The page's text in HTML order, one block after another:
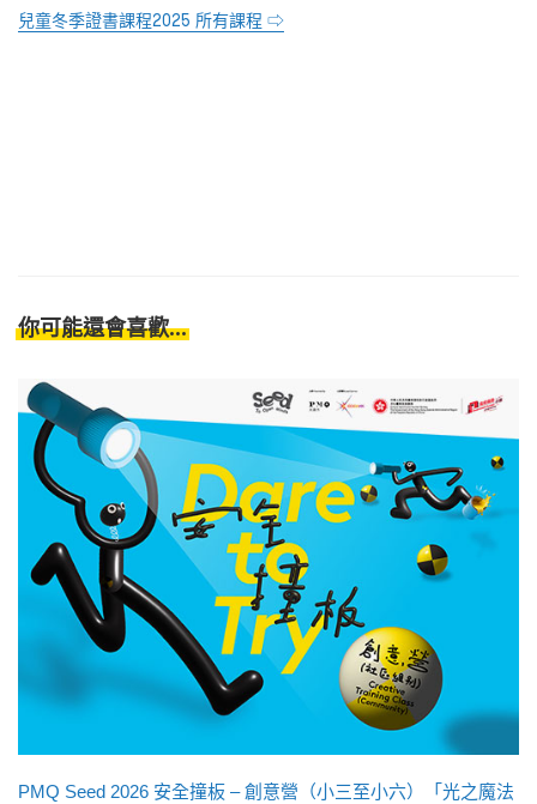
兒童冬季證書課程2025 所有課程 ⇨
你可能還會喜歡...
PMQ Seed 2026 安全撞板 – 創意營（小三至小六）「光之魔法